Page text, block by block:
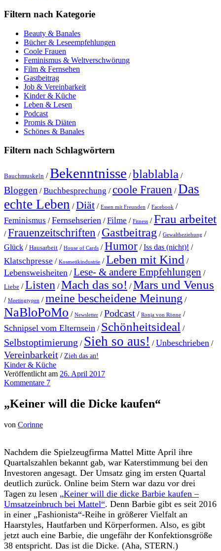
Filtern nach Kategorie
Beauty & Banales
Bücher & Leseempfehlungen
Coole Frauen
Feminismus & Weltverschwörung
Film & Fernsehen
Gastbeitrag
Job & Vereinbarkeit
Kinder & Küche
Leben & Lesen
Podcast
Promis & Diäten
Schönes & Banales
Filtern nach Schlagwörtern
Bauchmuskeln /Bekenntnisse /blablabla /
Bloggen /Buchbesprechung /coole Frauen /Das
echte Leben /Diät / Essen mit Freunden / Facebook /
Feminismus /Fernsehserien /Filme / Fitness /Frau arbeitet
/Frauenzeitschriften / Gastbeitrag / Gewaltbeziehung /
Glück / Hausarbeit / House of Cards /Humor /Iss das (nicht)! /
Klatschpresse / Kosmetikindustrie /Leben mit Kind /
Lebensweisheiten /Lese- & andere Empfehlungen /
Liebe /Listen /Mach das so! /Mars und Venus
/ Meetingtypen /meine bescheidene Meinung /
NaBloPoMo / Newsletter /Podcast / Ronja von Rönne /
Schnipsel vom Elternsein / Schönheitsideal /
Selbstoptimierung / Sieh so aus! /Unbeschrieben /
Vereinbarkeit / Zieh das an!
Kinder & Küche
Veröffentlicht am 26. April 2017
Kommentare 7
„Keiner will die Dicke kaufen“
von Corinne
Nachdem die Spielzeugfirma Mattel Mitte April ihre
Quartalszahlen bekannt gab, war Katerstimmung bei den
Investoren angesagt. Der Umsatz ging im ersten Quartal
deutlich zurück. Online beim Stern war dazu vor drei
Tagen zu lesen „Keiner will die dicke Barbie kaufen –
Umsatzeinbruch bei Mattel“. Denn Barbie gibt es seit 2016
in einer „Fashionista“-Reihe in größerer Vielfalt an
Haarstyles, Hautfarben und Körperformen. Also, es gibt
jetzt auch eine Barbie, die ungefähr der Konfektionsgröße
38 entspricht. Das ist die Dicke. (Aha, STERN.)